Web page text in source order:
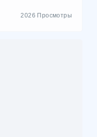
2026 Просмотры